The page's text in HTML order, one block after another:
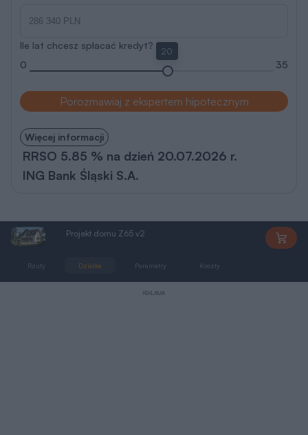
Ile lat chcesz spłacać kredyt?
0
20
35
Porozmawiaj z ekspertem hipotecznym
Więcej informacji
RRSO 5.85 % na dzień 20.07.2026 r.
ING Bank Śląski S.A.
Projekt domu Z65 v2
Rzuty Działka Parametry Koszty
REKLAMA